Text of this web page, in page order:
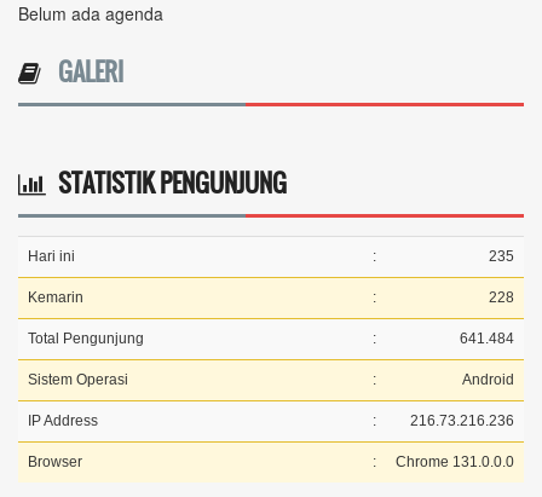
Belum ada agenda
GALERI
STATISTIK PENGUNJUNG
Hari ini : 235
Kemarin : 228
Total Pengunjung : 641.484
Sistem Operasi : Android
IP Address : 216.73.216.236
Browser : Chrome 131.0.0.0